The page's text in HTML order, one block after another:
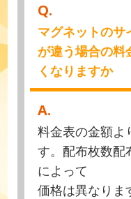
Q.
マグネットのサ
が違う場合の料
くなりますか
A.
料金表の金額よ
す。配布枚数配
によって
価格は異なりま